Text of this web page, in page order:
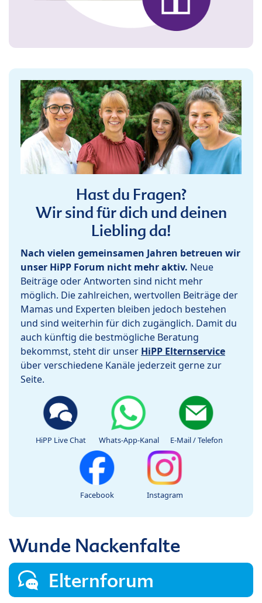
Hast du Fragen?
Wir sind für dich und deinen
Liebling da!
Nach vielen gemeinsamen Jahren betreuen wir
unser HiPP Forum nicht mehr aktiv. Neue
Beiträge oder Antworten sind nicht mehr
möglich. Die zahlreichen, wertvollen Beiträge der
Mamas und Experten bleiben jedoch bestehen
und sind weiterhin für dich zugänglich. Damit du
auch künftig die bestmögliche Beratung
bekommst, steht dir unser HiPP Elternservice
über verschiedene Kanäle jederzeit gerne zur
Seite.
HiPP Live Chat Whats-App-Kanal E-Mail / Telefon
Facebook Instagram
Wunde Nackenfalte
Elternforum